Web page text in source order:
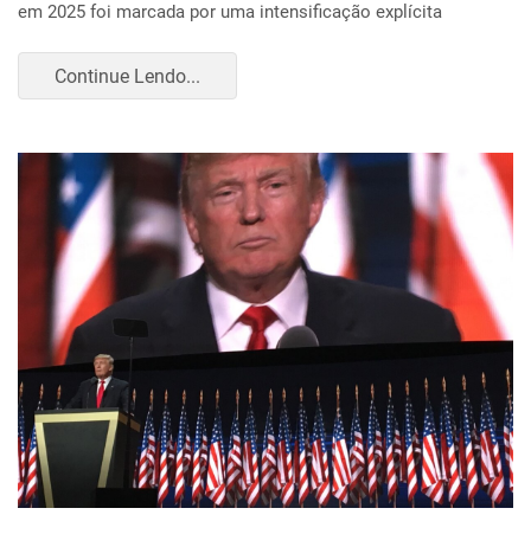
em 2025 foi marcada por uma intensificação explícita
Continue Lendo...